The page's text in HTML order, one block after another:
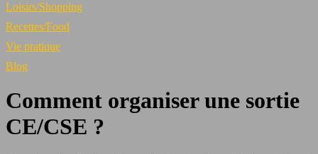
Loisirs/Shopping
Recettes/Food
Vie pratique
Blog
Comment organiser une sortie
CE/CSE ?